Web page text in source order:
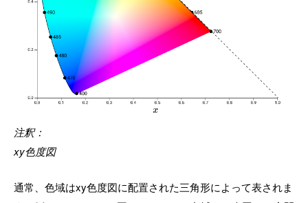
注釈：
xy色度図
通常、色域はxy色度図に配置された三角形によって表されま